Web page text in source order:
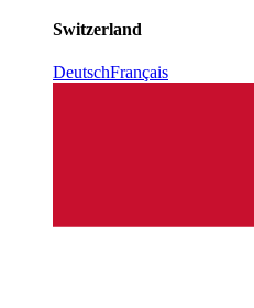
Switzerland
DeutschFrançais